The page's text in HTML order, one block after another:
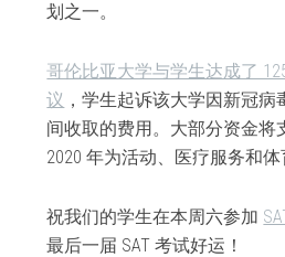
划之一。
哥伦比亚大学与学生达成了
议 ，学生起诉该大学因新冠
间收取的费用。大部分资金将
2020 年为活动、医疗服务和体
祝我们的学生在本周六参加
最后一届 SAT 考试好运！